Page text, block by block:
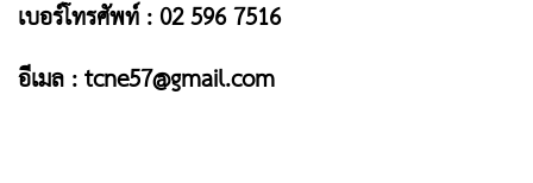
เบอร์โทรศัพท์ : 02 596 7516
อีเมล :tcne57@gmail.com